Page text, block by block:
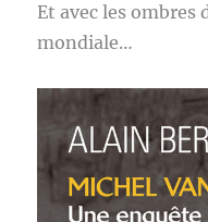
Et avec les ombres
mondiale…